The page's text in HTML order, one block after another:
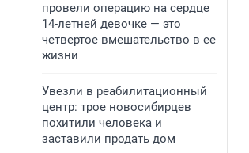
провели операцию на сердце
14-летней девочке — это
четвертое вмешательство в ее
жизни
Увезли в реабилитационный
центр: трое новосибирцев
похитили человека и
заставили продать дом